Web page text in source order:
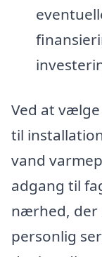
Ved at
til
vand
adgang til
nærhed, der
personlig